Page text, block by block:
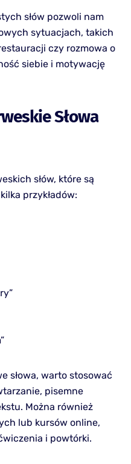
słów pozwoli nam
sytuacjach, takich
czy rozmowa o
siebie i motywację
Słowa
słów, które są
przykładów:
słowa, warto stosować
pisemne
Można również
lub kursów online,
i powtórki.